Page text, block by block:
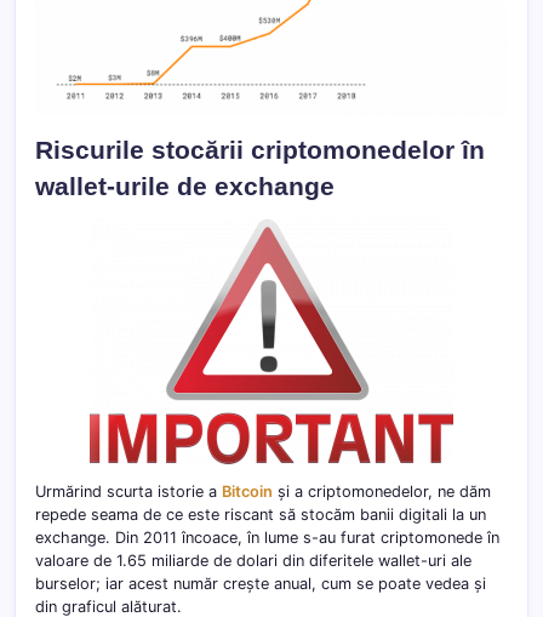
Riscurile stocării criptomonedelor în
wallet-urile de exchange
Urmărind scurta istorie a Bitcoin și a criptomonedelor, ne dăm
repede seama de ce este riscant să stocăm banii digitali la un
exchange. Din 2011 încoace, în lume s-au furat criptomonede în
valoare de 1.65 miliarde de dolari din diferitele wallet-uri ale
burselor; iar acest număr crește anual, cum se poate vedea și
din graficul alăturat.